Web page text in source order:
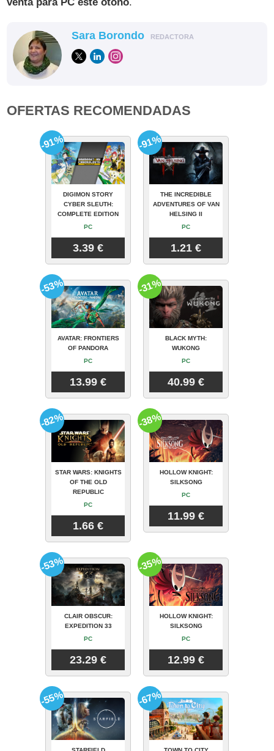
Sara Borondo REDACTORA
OFERTAS RECOMENDADAS
DIGIMON STORY
CYBER SLEUTH:
COMPLETE EDITION
PC
3.39 €
-91%
THE INCREDIBLE
ADVENTURES OF VAN
HELSING II
PC
1.21 €
-91%
AVATAR: FRONTIERS
OF PANDORA
PC
13.99 €
-53%
BLACK MYTH:
WUKONG
PC
40.99 €
-31%
STAR WARS: KNIGHTS
OF THE OLD
REPUBLIC
PC
1.66 €
-82%
HOLLOW KNIGHT:
SILKSONG
PC
11.99 €
-38%
CLAIR OBSCUR:
EXPEDITION 33
PC
23.29 €
-53%
HOLLOW KNIGHT:
SILKSONG
PC
12.99 €
-35%
-55% -67%